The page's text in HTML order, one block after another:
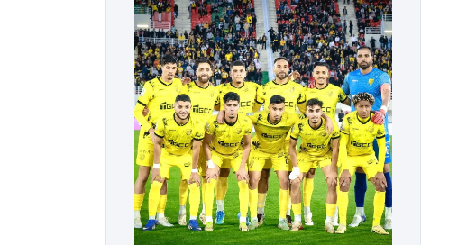
مرتقبة أمام أندية غرب ووسط القارة. ​
وسيكون نادي الرجاء الرياضي على موعد
مع مواجهة المتأهل من المباراة التي
تجمع بين إيل كانيمي واريورز النيجيري
ونادي أوديب ممثل […]